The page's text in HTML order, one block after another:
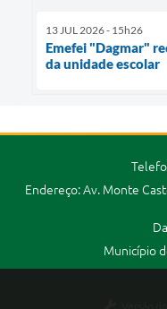
13 JUL 2026 - 15h26
Emefei "Dagmar"
da unidade escolar
Endereço: Av. Monte
Município